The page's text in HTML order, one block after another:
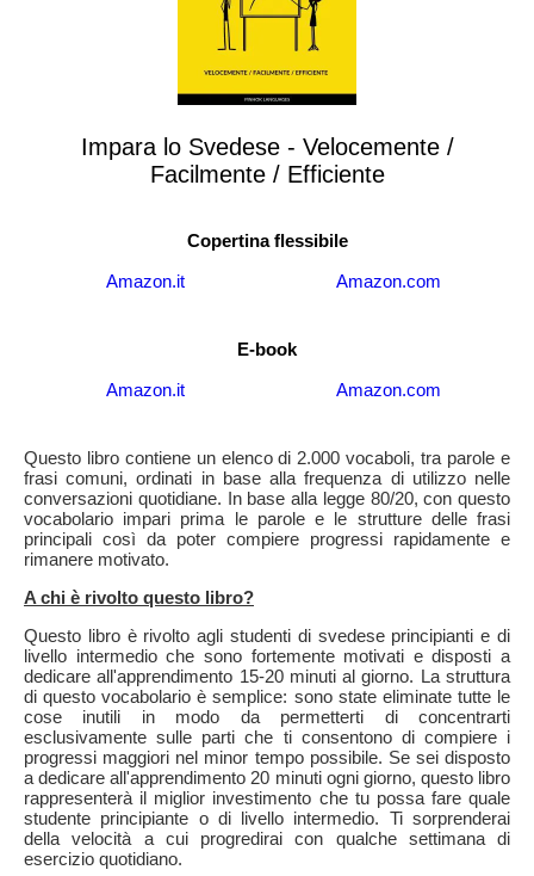
Impara lo Svedese - Velocemente /
Facilmente / Efficiente
Copertina flessibile
Amazon.it
Amazon.com
E-book
Amazon.it
Amazon.com
Questo libro contiene un elenco di 2.000 vocaboli, tra parole e
frasi comuni, ordinati in base alla frequenza di utilizzo nelle
conversazioni quotidiane. In base alla legge 80/20, con questo
vocabolario impari prima le parole e le strutture delle frasi
principali così da poter compiere progressi rapidamente e
rimanere motivato.
A chi è rivolto questo libro?
Questo libro è rivolto agli studenti di svedese principianti e di
livello intermedio che sono fortemente motivati e disposti a
dedicare all'apprendimento 15-20 minuti al giorno. La struttura
di questo vocabolario è semplice: sono state eliminate tutte le
cose inutili in modo da permetterti di concentrarti
esclusivamente sulle parti che ti consentono di compiere i
progressi maggiori nel minor tempo possibile. Se sei disposto
a dedicare all'apprendimento 20 minuti ogni giorno, questo libro
rappresenterà il miglior investimento che tu possa fare quale
studente principiante o di livello intermedio. Ti sorprenderai
della velocità a cui progredirai con qualche settimana di
esercizio quotidiano.